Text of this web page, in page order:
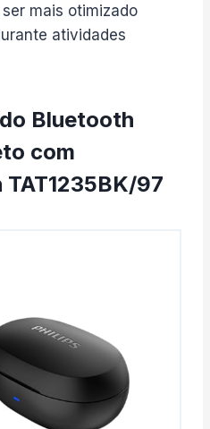
mais otimizado
atividades
Bluetooth
com
TAT1235BK/97